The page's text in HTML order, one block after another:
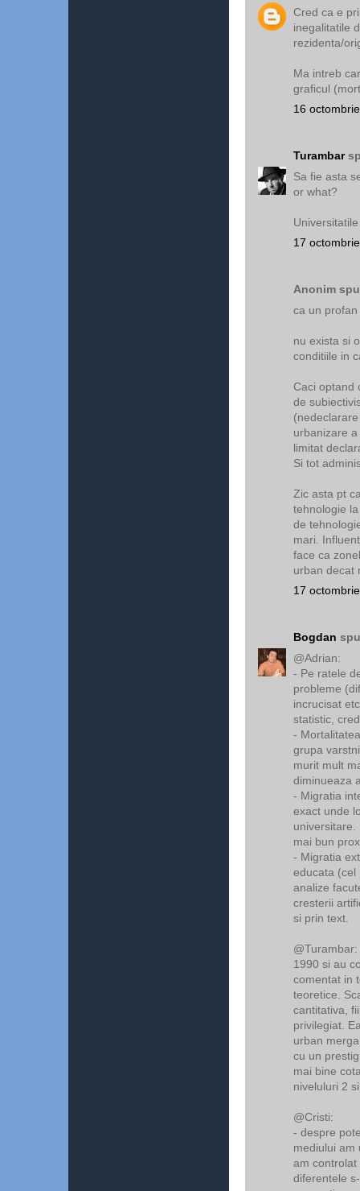
Cred ca e
inegalitatile
rezidenta/
Ma intreb
graficul
16
Turambar
Sa fie asta
or what?
17
Anonim
ca un
nu exista si
conditiile in
Caci optand
de
urbanizare
limitat
Si tot
Zic asta pt
tehnologie
de
mari.
face ca
urban decat
17
Bogdan
@Adrian:
- Pe ratele
probleme
incrucisat
statistic,
-
grupa
murit mult
diminueaza
- Migratia
exact unde
universitare.
mai bun
- Migratia
educata (cel
analize
cresterii
si prin text.
1990 si au
comentat in
teoretice.
cantitativa,
privilegiat.
urban
cu un
mai bine
niveluluri 2
@Cristi:
- despre
mediului am
am
diferentele